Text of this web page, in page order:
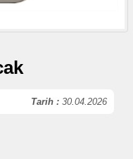
Tarih : 30.04.2026